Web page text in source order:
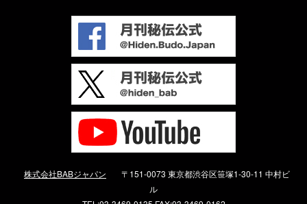
株式会社BABジャパン
〒151-0073 東京都渋谷区笹塚1-30-11 中村ビ
ル